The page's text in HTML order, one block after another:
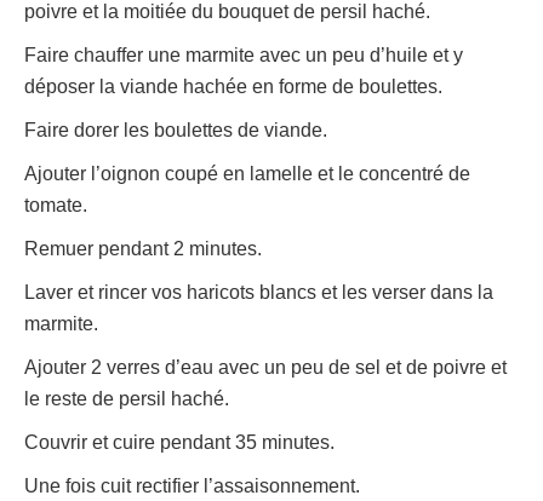
poivre et la moitiée du bouquet de persil haché.
Faire chauffer une marmite avec un peu d’huile et y
déposer la viande hachée en forme de boulettes.
Faire dorer les boulettes de viande.
Ajouter l’oignon coupé en lamelle et le concentré de
tomate.
Remuer pendant 2 minutes.
Laver et rincer vos haricots blancs et les verser dans la
marmite.
Ajouter 2 verres d’eau avec un peu de sel et de poivre et
le reste de persil haché.
Couvrir et cuire pendant 35 minutes.
Une fois cuit rectifier l’assaisonnement.